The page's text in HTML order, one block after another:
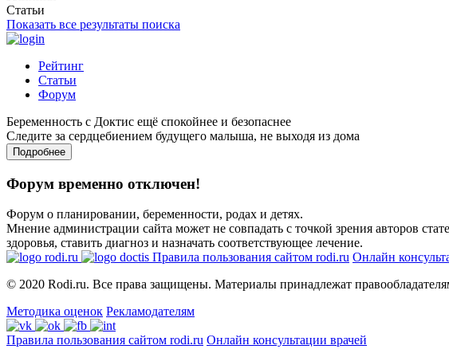
Статьи
Показать все результаты поиска
Рейтинг
Статьи
Форум
Беременность с Доктис ещё спокойнее и безопаснее
Следите за сердцебиением будущего малыша, не выходя из дома
Подробнее
Форум временно отключен!
Форум о планировании, беременности, родах и детях.
Мнение администрации сайта может не совпадать с точкой зрения авторов
здоровья, ставить диагноз и назначать соответствующее лечение.
Правила пользования сайтом rodi.ru Онлайн
© 2020 Rodi.ru. Все права защищены. Материалы принадлежат
Методика оценок Рекламодателям
Правила пользования сайтом rodi.ru Онлайн консультации врачей